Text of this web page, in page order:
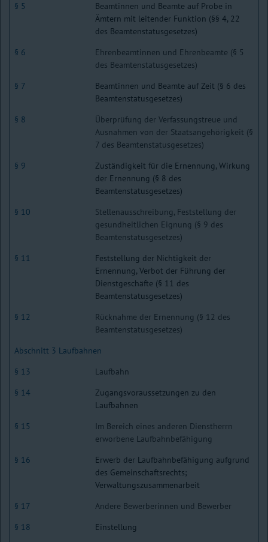
§ 5
Beamtinnen und Beamte auf Probe in
Ämtern mit leitender Funktion (§§ 4, 22
des Beamtenstatusgesetzes)
§ 6
Ehrenbeamtinnen und Ehrenbeamte (§ 5
des Beamtenstatusgesetzes)
§ 7
Beamtinnen und Beamte auf Zeit (§ 6 des
Beamtenstatusgesetzes)
§ 8
Überprüfung der Verfassungstreue und
Ausnahmen von der Staatsangehörigkeit (§
7 des Beamtenstatusgesetzes)
§ 9
Zuständigkeit für die Ernennung, Wirkung
der Ernennung (§ 8 des
Beamtenstatusgesetzes)
§ 10
Stellenausschreibung, Feststellung der
gesundheitlichen Eignung (§ 9 des
Beamtenstatusgesetzes)
§ 11
Feststellung der Nichtigkeit der
Ernennung, Verbot der Führung der
Dienstgeschäfte (§ 11 des
Beamtenstatusgesetzes)
§ 12
Rücknahme der Ernennung (§ 12 des
Beamtenstatusgesetzes)
Abschnitt 3 Laufbahnen
§ 13
Laufbahn
§ 14
Zugangsvoraussetzungen zu den
Laufbahnen
§ 15
Im Bereich eines anderen Dienstherrn
erworbene Laufbahnbefähigung
§ 16
Erwerb der Laufbahnbefähigung aufgrund
des Gemeinschaftsrechts;
Verwaltungszusammenarbeit
§ 17
Andere Bewerberinnen und Bewerber
§ 18
Einstellung